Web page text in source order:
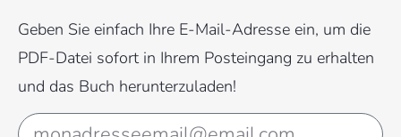
Geben Sie einfach Ihre E-Mail-Adresse ein, um die
PDF-Datei sofort in Ihrem Posteingang zu erhalten
und das Buch herunterzuladen!